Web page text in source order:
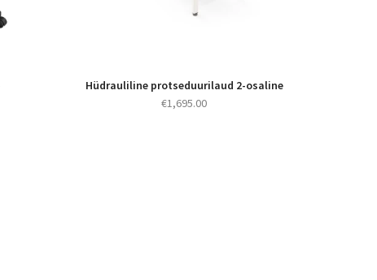
Hüdrauliline protseduurilaud 2-osaline
€1,695.00